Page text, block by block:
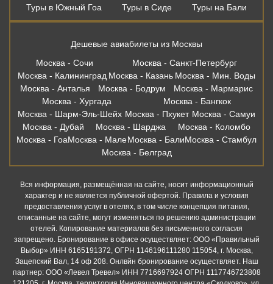
Туры в Южный Гоа
Туры в Сиде Туры на Бали
Дешевые авиабилеты из Москвы
Москва - Сочи
Москва - Санкт-Петербург
Москва - Калининград Москва - Казань Москва - Мин. Воды
Москва - Анталья
Москва - Бодрум
Москва - Мармарис
Москва - Хургада
Москва - Бангкок
Москва - Шарм-Эль-Шейх Москва - Пхукет Москва - Самуи
Москва - Дубай
Москва - Шарджа
Москва - Коломбо
Москва - ГоаМосква - МалеМосква - БалиМосква - Стамбул
Москва - Белград
Вся информация, размещённая на сайте, носит информационный
характер и не является публичной офертой. Правила и условия
предоставления услуг в отелях, в том числе концепция питания,
описанные на сайте, могут изменяться по решению администрации
отелей. Копирование материалов без письменного согласия
запрещено. Бронирование в офисе осуществляет: ООО «Правильный
Выбор» ИНН 6165191372, ОГРН 1146196111280 115054, г. Москва,
Зацепский Вал, 14 оф 208. Онлвйн бронирование осуществляет. Наш
партнер: ООО «Левел Тревел» ИНН 7716697924 ОГРН 1117746723808